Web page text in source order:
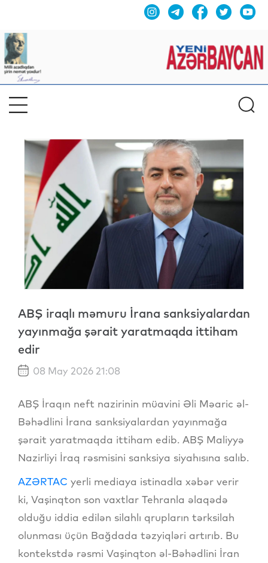
ABŞ iraqlı məmuru İrana sanksiyalardan
yayınmağa şərait yaratmaqda ittiham
edir
08 May 2026 21:08
ABŞ İraqın neft nazirinin müavini Əli Məaric əl-
Bəhədlini İrana sanksiyalardan yayınmağa
şərait yaratmaqda ittiham edib. ABŞ Maliyyə
Nazirliyi İraq rəsmisini sanksiya siyahısına salıb.
AZƏRTAC yerli mediaya istinadla xəbər verir
ki, Vaşinqton son vaxtlar Tehranla əlaqədə
olduğu iddia edilən silahlı qrupların tərksilah
olunması üçün Bağdada təzyiqləri artırıb. Bu
kontekstdə rəsmi Vaşinqton əl-Bəhədlini İran